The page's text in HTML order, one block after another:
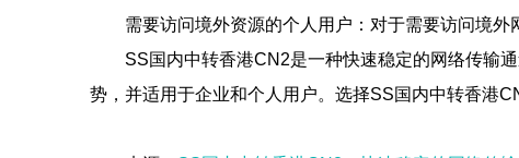
需要访问境外资源的个人用户：对于需要访问境
SS国内中转香港CN2是一种快速稳定的网络传输
势，并适用于企业和个人用户。选择SS国内中转香港